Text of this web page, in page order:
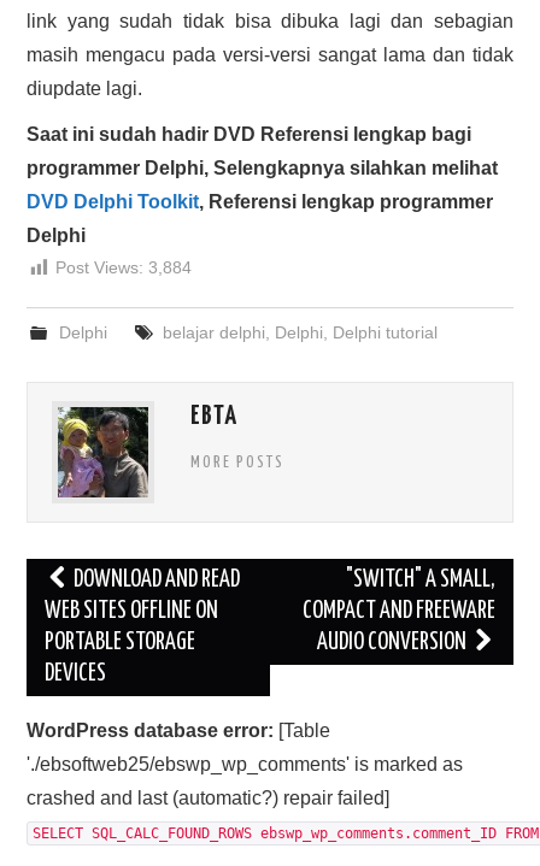
link yang sudah tidak bisa dibuka lagi dan sebagian
masih mengacu pada versi-versi sangat lama dan tidak
diupdate lagi.
Saat ini sudah hadir DVD Referensi lengkap bagi
programmer Delphi, Selengkapnya silahkan melihat
DVD Delphi Toolkit, Referensi lengkap programmer
Delphi
Post Views: 3,884
Delphi belajar delphi, Delphi, Delphi tutorial
EBTA
MORE POSTS
Post
navigation
DOWNLOAD AND READ
WEB SITES OFFLINE ON
PORTABLE STORAGE
DEVICES
"SWITCH" A SMALL,
COMPACT AND FREEWARE
AUDIO CONVERSION
WordPress database error: [Table
'./ebsoftweb25/ebswp_wp_comments' is marked as
crashed and last (automatic?) repair failed]
SELECT SQL_CALC_FOUND_ROWS